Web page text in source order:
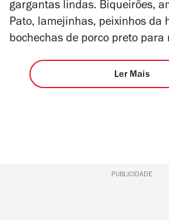
gargantas lindas. Biqueirões,
Pato, lamejinhas, peixinhos da
bochechas de porco preto para
Ler Mais
PUBLICIDADE